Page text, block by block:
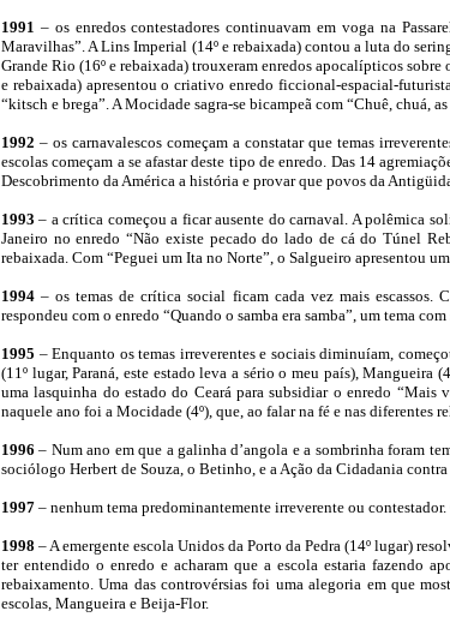
1991 – os enredos contestadores continuavam em voga na
Maravilhas”. A Lins Imperial (14ºe rebaixada) contou a luta do
Grande Rio (16º e rebaixada) trouxeram enredos apocalípticos sobre
e rebaixada) apresentou o criativo enredo ficcional-espacial-
“kitsch e brega”. A Mocidade sagra-se bicampeã com “Chuê, chuá,
1992 – os carnavalescos começam a constatar que temas
escolas começam a se afastar deste tipo de enredo. Das 14
Descobrimento da América a história e provar que povos da
1993 – a crítica começou a ficar ausente do carnaval. A polêmica
Janeiro no enredo “Não existe pecado do lado de cá do Túnel
rebaixada. Com “Peguei um Ita no Norte”, o Salgueiro apresentou
1994 – os temas de crítica social ficam cada vez mais escassos.
respondeu com o enredo “Quando o samba era samba”, um tema
1995 – Enquanto os temas irreverentes e sociais diminuíam,
(11º lugar, Paraná, este estado leva a sério o meu país),
uma lasquinha do estado do Ceará para subsidiar o enredo
naquele ano foi a Mocidade (4º), que, ao falar na fé e nas diferentes
1996 – Num ano em que a galinha d’angola e a sombrinha foram
sociólogo Herbert de Souza, o Betinho, e a Ação da Cidadania
1997 – nenhum tema predominantemente irreverente ou
1998 – A emergente escola Unidos da Porto da Pedra (14º lugar)
ter entendido o enredo e acharam que a escola estaria fazendo
rebaixamento. Uma das controvérsias foi uma alegoria em que
escolas, Mangueira e Beija-Flor.